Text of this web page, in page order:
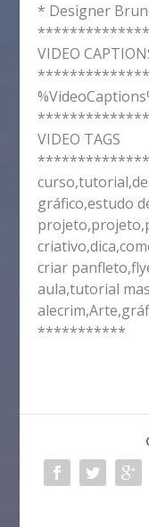
* Designer
**************
VIDEO
**************
**************
VIDEO TAGS
**************
gráfico,estudo
criar
aula,tutorial
***********